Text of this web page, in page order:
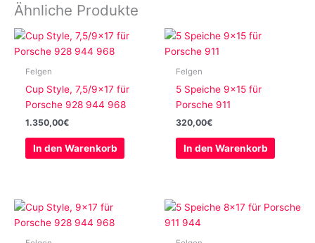
Ähnliche Produkte
Felgen
Cup Style, 7,5/9×17 für
Porsche 928 944 968
1.350,00€
In den Warenkorb
Felgen
5 Speiche 9×15 für
Porsche 911
320,00€
In den Warenkorb